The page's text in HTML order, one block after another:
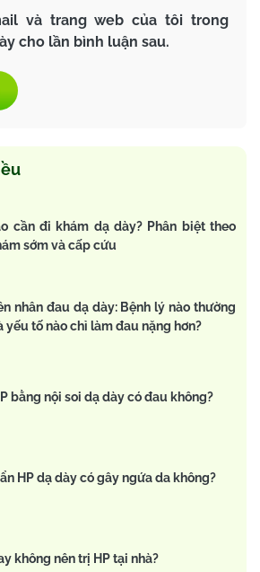
và trang web của tôi trong
cho lần bình luận sau.
cần đi khám dạ dày? Phân biệt theo
sớm và cấp cứu
nhân đau dạ dày: Bệnh lý nào thường
yếu tố nào chỉ làm đau nặng hơn?
bằng nội soi dạ dày có đau không?
HP dạ dày có gây ngứa da không?
không nên trị HP tại nhà?